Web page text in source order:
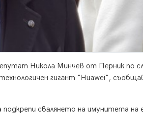
Никола Минчев от Перник по
гигант "Huawei",
свалянето на имунитета на